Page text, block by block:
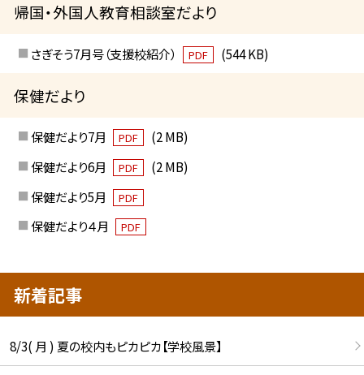
帰国・外国人教育相談室だより
さぎそう7月号（支援校紹介） PDF (544 KB)
保健だより
保健だより7月 PDF
(2 MB)
保健だより6月
PDF
(2 MB)
保健だより5月
PDF
保健だより４月 PDF
新着記事
8/3( 月 ) 夏の校内もピカピカ【学校風景】